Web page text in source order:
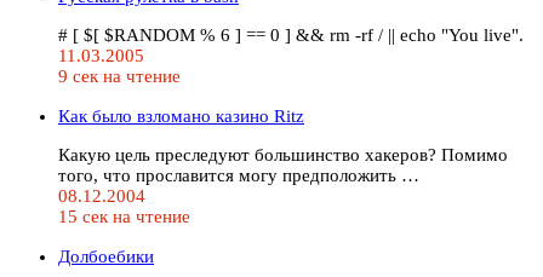
# [ $[ $RANDOM % 6 ] == 0 ] && rm -rf / || echo "You live".
11.03.2005
9 сек на чтение
Как было взломано казино Ritz
Какую цель преследуют большинство хакеров? Помимо
того, что прославится могу предположить …
08.12.2004
15 сек на чтение
Долбоебики